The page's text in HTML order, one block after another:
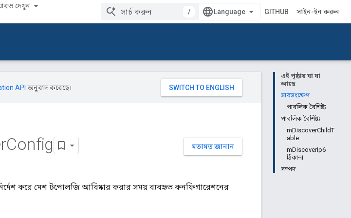
দেখুন
/ GITHUB সাইন-ইন করুন
এই পৃষ্ঠায় যা যা
আছে
সারসংক্ষেপ
পাবলিক বৈশিষ্ট্য
পাবলিক বৈশিষ্ট্য
mDiscoverChildT
able
mDiscoverIp6
ঠিকানা
সম্পদ
API অনুবাদ করেছে।
মতামত জানান
Config
করে মেশ টপোলজি আবিষ্কার করার সময় ব্যবহৃত কনফিগারেশনের